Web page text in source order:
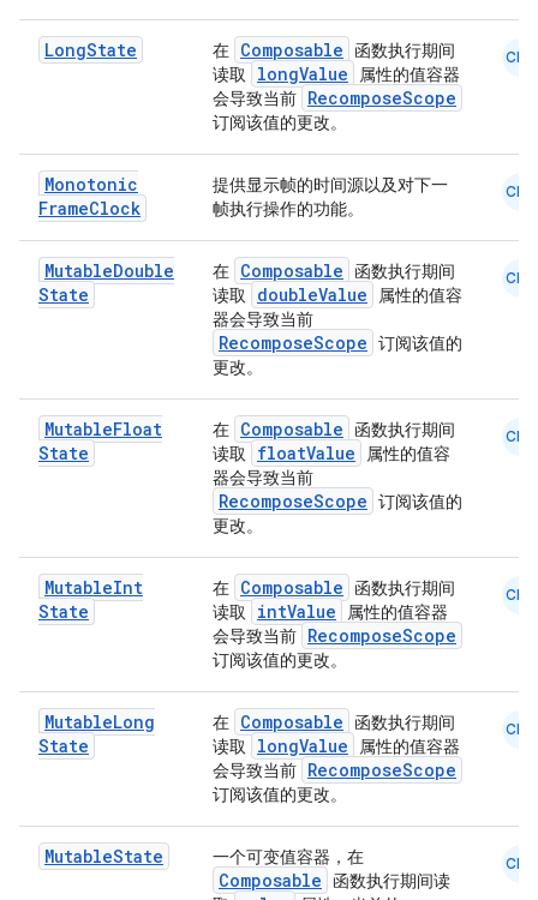
LongState 在 Composable
函数执行期间
读取
longValue
属性的值容器
会导致当前 RecomposeScope
订阅该值的更改。
CMN
Monotonic
FrameClock
提供显示帧的时间源以及对下一
帧执行操作的功能。
CMN
MutableDouble
State
在 Composable
函数执行期间
读取
doubleValue
属性的值容
器会导致当前
RecomposeScope 订阅该值的
更改。
CMN
MutableFloat
State
在 Composable
函数执行期间
读取
floatValue
属性的值容
器会导致当前
RecomposeScope 订阅该值的
更改。
CMN
MutableInt
State
在 Composable
函数执行期间
读取
intValue
属性的值容器
会导致当前 RecomposeScope
订阅该值的更改。
CMN
MutableLong
State
在 Composable
函数执行期间
读取
longValue
属性的值容器
会导致当前 RecomposeScope
订阅该值的更改。
CMN
MutableState 一个可变值容器，在
Composable
函数执行期间读
CMN